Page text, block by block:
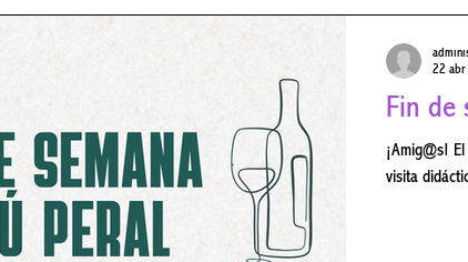
Fin de
¡Amig@s! El próximo 21 y 22 de Junio se hará en nuestra bodega una
visita
22 abr